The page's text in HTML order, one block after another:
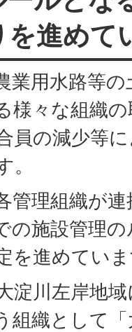
を進めて
業用水路等
様々な組織
員の減少等
管理組織が
の施設管理
を進めてい
淀川左岸地
組織として